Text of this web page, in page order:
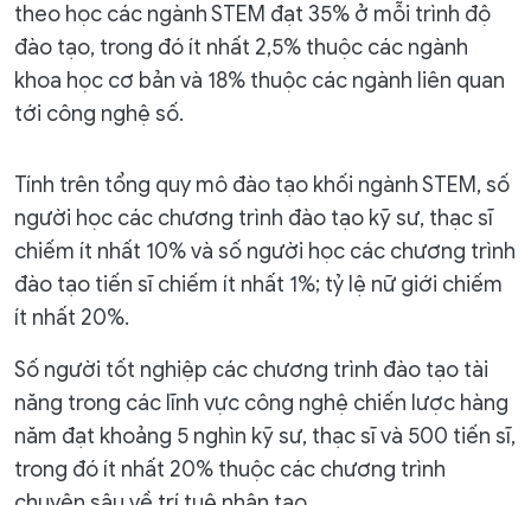
theo học các ngành STEM đạt 35% ở mỗi trình độ
đào tạo, trong đó ít nhất 2,5% thuộc các ngành
khoa học cơ bản và 18% thuộc các ngành liên quan
tới công nghệ số.
Tính trên tổng quy mô đào tạo khối ngành STEM, số
người học các chương trình đào tạo kỹ sư, thạc sĩ
chiếm ít nhất 10% và số người học các chương trình
đào tạo tiến sĩ chiếm ít nhất 1%; tỷ lệ nữ giới chiếm
ít nhất 20%.
Số người tốt nghiệp các chương trình đào tạo tài
năng trong các lĩnh vực công nghệ chiến lược hàng
năm đạt khoảng 5 nghìn kỹ sư, thạc sĩ và 500 tiến sĩ,
trong đó ít nhất 20% thuộc các chương trình